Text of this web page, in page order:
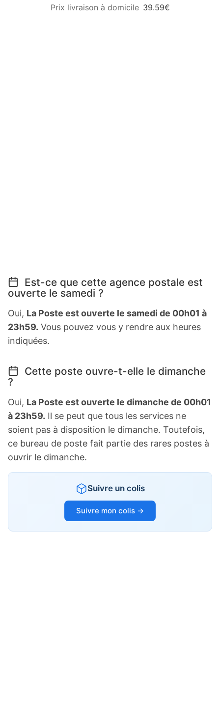
39.59€
Est-ce que cette agence postale est
ouverte le samedi ?
Oui, La Poste est ouverte le samedi de 00h01 à
23h59. Vous pouvez vous y rendre aux heures
indiquées.
Cette poste ouvre-t-elle le dimanche
?
Oui, La Poste est ouverte le dimanche de 00h01
à 23h59. Il se peut que tous les services ne
soient pas à disposition le dimanche. Toutefois,
ce bureau de poste fait partie des rares postes à
ouvrir le dimanche.
Suivre un colis
Suivre mon colis →